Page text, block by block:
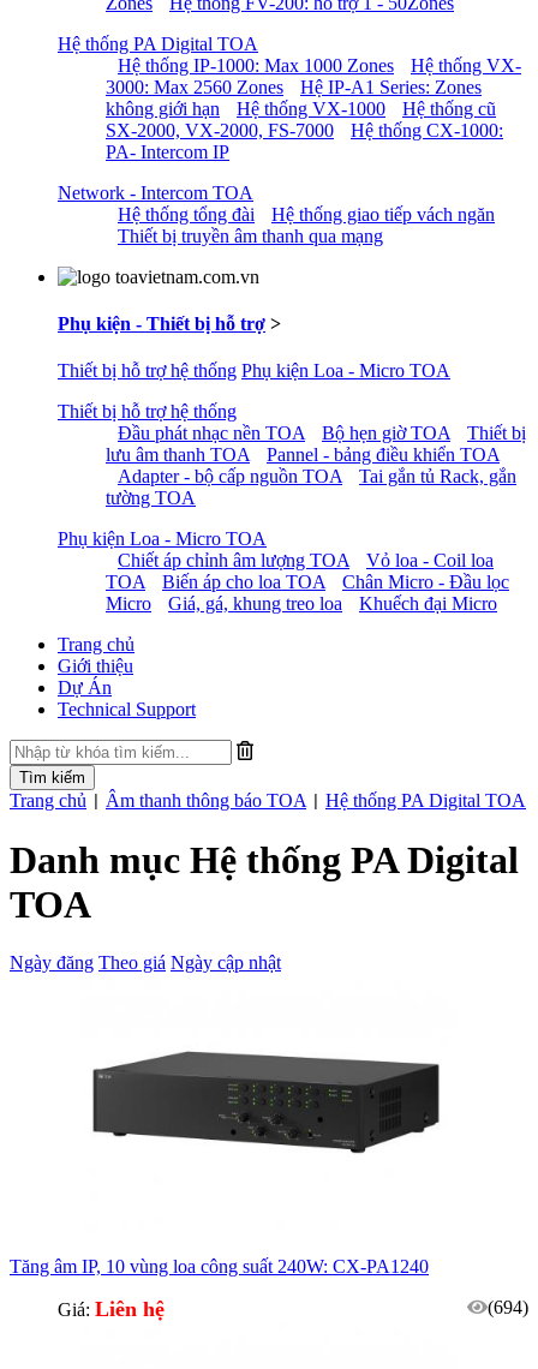
Hệ thống PA Digital TOA
Hệ thống IP-1000: Max 1000 Zones
Hệ thống VX-
3000: Max 2560 Zones
Hệ IP-A1 Series: Zones
không giới hạn
Hệ thống VX-1000
Hệ thống cũ
SX-2000, VX-2000, FS-7000
Hệ thống CX-1000:
PA- Intercom IP
Network - Intercom TOA
Hệ thống tổng đài
Hệ thống giao tiếp vách ngăn
Thiết bị truyền âm thanh qua mạng
Phụ kiện - Thiết bị hỗ trợ >
Thiết bị hỗ trợ hệ thống Phụ kiện Loa - Micro TOA
Thiết bị hỗ trợ hệ thống
Đầu phát nhạc nền TOA
Bộ hẹn giờ TOA
Thiết bị
lưu âm thanh TOA
Pannel - bảng điều khiển TOA
Adapter - bộ cấp nguồn TOA
Tai gắn tủ Rack, gắn
tường TOA
Phụ kiện Loa - Micro TOA
Chiết áp chỉnh âm lượng TOA
Vỏ loa - Coil loa
TOA
Biến áp cho loa TOA
Chân Micro - Đầu lọc
Micro
Giá, gá, khung treo loa
Khuếch đại Micro
Trang chủ
Giới thiệu
Dự Án
Technical Support
Trang chủ Âm thanh thông báo TOA Hệ thống PA Digital TOA
Danh mục Hệ thống PA Digital
TOA
Ngày đăng Theo giá Ngày cập nhật
Tăng âm IP, 10 vùng loa công suất 240W: CX-PA1240
Giá: Liên hệ (694)